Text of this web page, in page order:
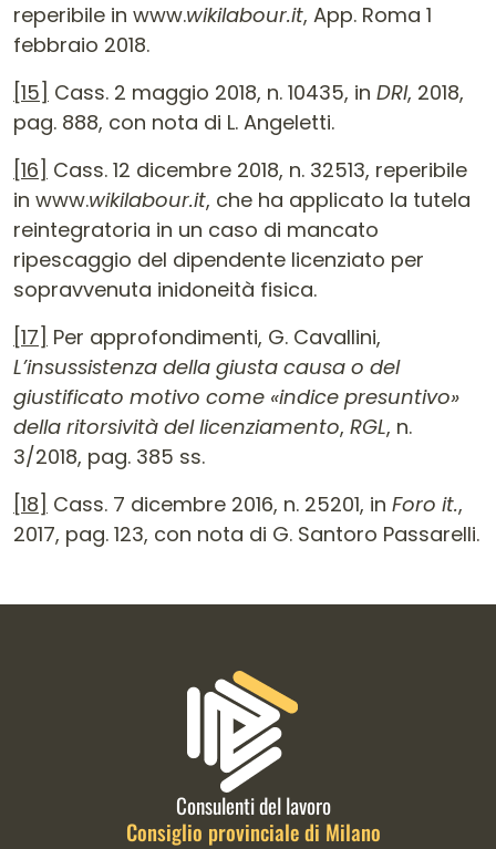
reperibile in www.wikilabour.it, App. Roma 1
febbraio 2018.
[15] Cass. 2 maggio 2018, n. 10435, in DRI, 2018,
pag. 888, con nota di L. Angeletti.
[16] Cass. 12 dicembre 2018, n. 32513, reperibile
in www.wikilabour.it, che ha applicato la tutela
reintegratoria in un caso di mancato
ripescaggio del dipendente licenziato per
sopravvenuta inidoneità fisica.
[17] Per approfondimenti, G. Cavallini,
L’insussistenza della giusta causa o del
giustificato motivo come «indice presuntivo»
della ritorsività del licenziamento, RGL, n.
3/2018, pag. 385 ss.
[18] Cass. 7 dicembre 2016, n. 25201, in Foro it.,
2017, pag. 123, con nota di G. Santoro Passarelli.
Informazioni di contatto e link
Consulenti del lavoro
Consiglio provinciale di Milano